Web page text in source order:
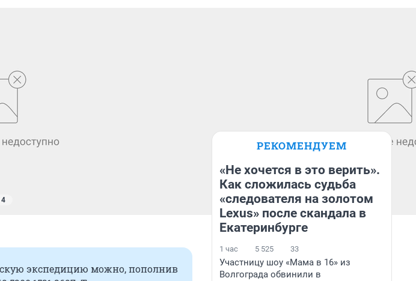
4
экспедицию можно, пополнив
РЕКОМЕНДУЕМ
«Не хочется в это верить».
Как сложилась судьба
«следователя на золотом
Lexus» после скандала в
Екатеринбурге
1 час 5 525 33
Участницу шоу «Мама в 16» из
Волгограда обвинили в